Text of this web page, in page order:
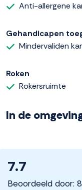
Anti-allergene
Gehandicapen
Mindervaliden
Roken
Rokersruimte
In de
7.7
Beoordeeld door: